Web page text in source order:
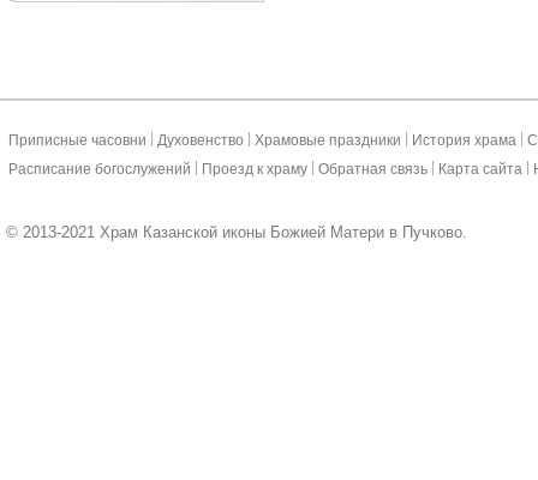
Приписные часовни Духовенство Храмовые праздники История храма
Расписание богослужений
Проезд к храму Обратная связь Карта сайта
© 2013-2021 Храм Казанской иконы Божией Матери в Пучково.